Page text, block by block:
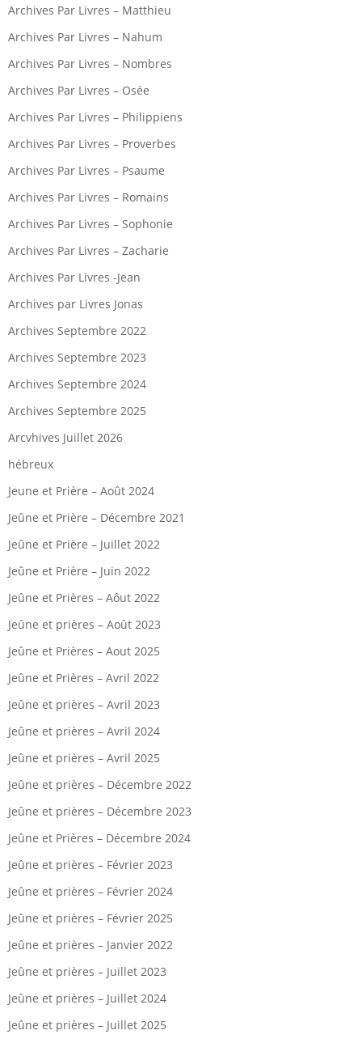
Archives Par Livres – Matthieu
Archives Par Livres – Nahum
Archives Par Livres – Nombres
Archives Par Livres – Osée
Archives Par Livres – Philippiens
Archives Par Livres – Proverbes
Archives Par Livres – Psaume
Archives Par Livres – Romains
Archives Par Livres – Sophonie
Archives Par Livres – Zacharie
Archives Par Livres -Jean
Archives par Livres Jonas
Archives Septembre 2022
Archives Septembre 2023
Archives Septembre 2024
Archives Septembre 2025
Arcvhives Juillet 2026
hébreux
Jeune et Prière – Août 2024
Jeûne et Prière – Décembre 2021
Jeûne et Prière – Juillet 2022
Jeûne et Prière – Juin 2022
Jeûne et Prières – Aôut 2022
Jeûne et prières – Août 2023
Jeûne et Prières – Aout 2025
Jeûne et Prières – Avril 2022
Jeûne et prières – Avril 2023
Jeûne et prières – Avril 2024
Jeûne et prières – Avril 2025
Jeûne et prières – Décembre 2022
Jeûne et prières – Décembre 2023
Jeûne et Prières – Décembre 2024
Jeûne et prières – Février 2023
Jeûne et prières – Février 2024
Jeûne et prières – Février 2025
Jeûne et prières – Janvier 2022
Jeûne et prières – Juillet 2023
Jeûne et prières – Juillet 2024
Jeûne et prières – Juillet 2025